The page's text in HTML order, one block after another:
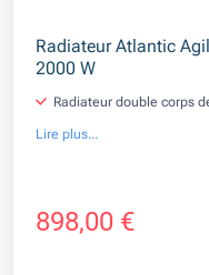
Radiateur Atlantic
2000 W
Radiateur double corps
Lire plus...
898,00 €